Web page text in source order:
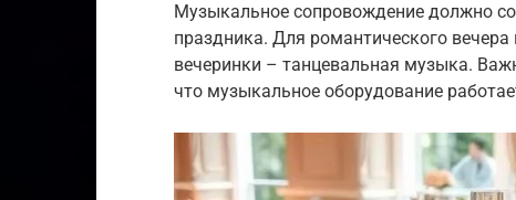
Музыкальное сопровождение должно
праздника. Для романтического
вечеринки – танцевальная музыка.
что музыкальное оборудование